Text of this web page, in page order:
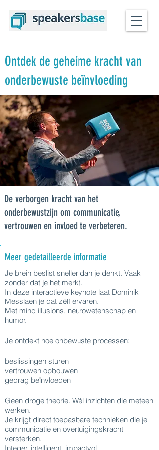
Ontdek de geheime kracht van
onderbewuste beïnvloeding
De verborgen kracht van het
onderbewustzijn om communicatie,
vertrouwen en invloed te verbeteren.
Meer gedetailleerde informatie
Je brein beslist sneller dan je denkt. Vaak
zonder dat je het merkt.
In deze interactieve keynote laat Dominik
Messiaen je dat zélf ervaren.
Met mind illusions, neurowetenschap en
humor.
Je ontdekt hoe onbewuste processen:
beslissingen sturen
vertrouwen opbouwen
gedrag beïnvloeden
Geen droge theorie. Wél inzichten die meteen
werken.
Je krijgt direct toepasbare technieken die je
communicatie en overtuigingskracht
versterken.
Integer, intelligent, impactvol.